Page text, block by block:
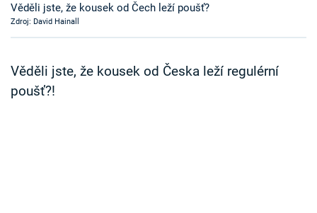
Sledujte prima+
Věděli jste, že kousek od Čech leží poušť?
Zdroj: David Hainall
Věděli jste, že kousek od Česka leží regulérní
poušť?!